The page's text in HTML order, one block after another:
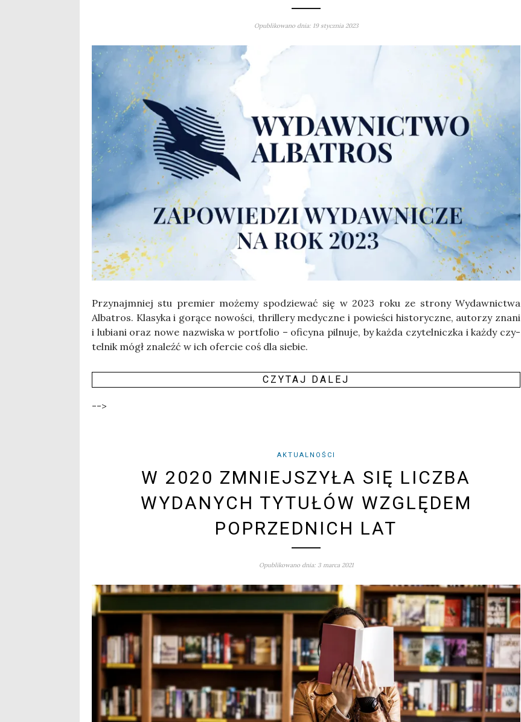
Opublikowano dnia: 19 stycznia 2023
Przy­naj­mniej stu pre­mier może­my spo­dzie­wać się w 2023 roku ze stro­ny Wydaw­nic­twa
Alba­tros. Kla­sy­ka i gorą­ce nowo­ści, thril­le­ry medycz­ne i powie­ści histo­rycz­ne, auto­rzy zna­ni
i lubia­ni oraz nowe nazwi­ska w port­fo­lio – ofi­cy­na pil­nu­je, by każ­da czy­tel­nicz­ka i każ­dy czy­
tel­nik mógł zna­leźć w ich ofer­cie coś dla sie­bie.
CZY­TAJ DALEJ
-->
AKTUALNOŚCI
W 2020 ZMNIEJSZYŁA SIĘ LICZBA
WYDANYCH TYTUŁÓW WZGLĘDEM
POPRZEDNICH LAT
Opublikowano dnia: 3 marca 2021